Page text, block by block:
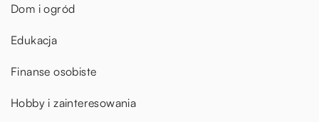
Dom i ogród
Edukacja
Finanse osobiste
Hobby i zainteresowania